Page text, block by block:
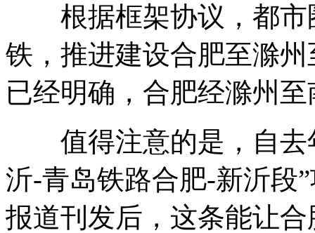
根据框架协议，都市
铁，推进建设合肥至滁
已经明确，合肥经滁州
值得注意的是，自去
沂-青岛铁路合肥-新沂段
报道刊发后，这条能让